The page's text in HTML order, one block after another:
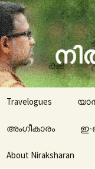
travelogues,
Skip to content
Travelogues
അംഗീകാരം ഇ-
About Niraksharan